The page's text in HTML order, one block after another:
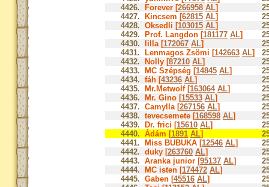
4426.
Forever [266958 AL]
4427.
Kincsem [62815 AL]
4428. Oksedli [103015 AL]
4429.
Prof. Langdon [181177 AL]
4430.
lilla [172067 AL]
4431.
Lenmagos Zsömi [142663 AL]
4432.
Nolly [87210 AL]
4433.
MC Szépség [14845 AL]
4434. fáh [43236 AL]
4435.
Mr.Metwolf [163064 AL]
4436.
Mr. Gino [15533 AL]
4437. Camylla [267156 AL]
4438. tevecsemete [168598 AL]
4439.
Dr. frici [15610 AL]
4440. Ádám [1891 AL]
4441.
Miss BUBUKA [12546 AL]
4442. duky [263760 AL]
4443. Aranka junior [95137 AL]
4444.
MC isten [174472 AL]
4445. Gaben [45516 AL]